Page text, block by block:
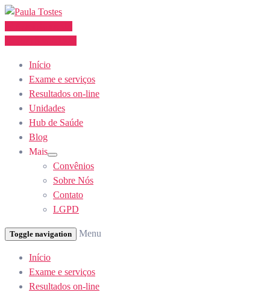
Skip
Início
Exame e serviços
Resultados on-line
Unidades
Hub de Saúde
Blog
Mais
Show
sub
menu
Convênios
Sobre Nós
Contato
LGPD
Toggle navigation Menu
Início
Exame e serviços
Resultados on-line